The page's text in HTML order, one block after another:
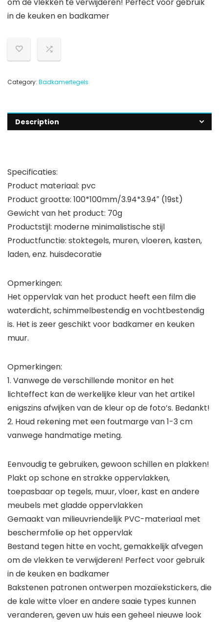
om de vlekken te verwijderen! Perfect voor gebruik
in de keuken en badkamer
Category: Badkamertegels
Description
Specificaties:
Product materiaal: pvc
Product grootte: 100*100mm/3.94*3.94″ (19st)
Gewicht van het product: 70g
Productstijl: moderne minimalistische stijl
Productfunctie: stoktegels, muren, vloeren, kasten,
laden, enz. huisdecoratie
Opmerkingen:
Het oppervlak van het product heeft een film die
waterdicht, schimmelbestendig en vochtbestendig
is. Het is zeer geschikt voor badkamer en keuken
muur.
Opmerkingen:
1. Vanwege de verschillende monitor en het
lichteffect kan de werkelijke kleur van het artikel
enigszins afwijken van de kleur op de foto’s. Bedankt!
2. Houd rekening met een foutmarge van 1-3 cm
vanwege handmatige meting.
Eenvoudig te gebruiken, gewoon schillen en plakken!
Plakt op schone en strakke oppervlakken,
toepasbaar op tegels, muur, vloer, kast en andere
meubels met gladde oppervlakken
Gemaakt van milieuvriendelijk PVC-materiaal met
beschermfolie op het oppervlak
Bestand tegen hitte en vocht, gemakkelijk afvegen
om de vlekken te verwijderen! Perfect voor gebruik
in de keuken en badkamer
Bakstenen patronen ontwerpen mozaïekstickers, die
de kale witte vloer en andere saaie types kunnen
veranderen, geven uw huis een geheel nieuwe look